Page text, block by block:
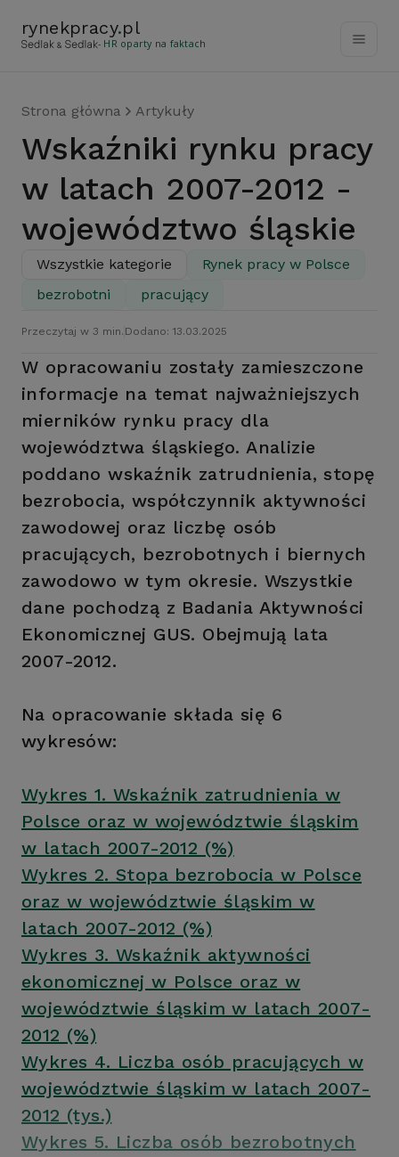
rynekpracy.pl
- HR oparty na faktach
Strona główna Artykuły
Wskaźniki rynku pracy
w latach 2007-2012 -
województwo śląskie
Wszystkie kategorie
Rynek pracy w Polsce
bezrobotni
pracujący
Przeczytaj w 3 min. Dodano: 13.03.2025
W opracowaniu zostały zamieszczone
informacje na temat najważniejszych
mierników rynku pracy dla
województwa śląskiego. Analizie
poddano wskaźnik zatrudnienia, stopę
bezrobocia, współczynnik aktywności
zawodowej oraz liczbę osób
pracujących, bezrobotnych i biernych
zawodowo w tym okresie. Wszystkie
dane pochodzą z Badania Aktywności
Ekonomicznej GUS. Obejmują lata
2007-2012.
Na opracowanie składa się 6
wykresów:
Wykres 1. Wskaźnik zatrudnienia w
Polsce oraz w województwie śląskim
w latach 2007-2012 (%)
Wykres 2. Stopa bezrobocia w Polsce
oraz w województwie śląskim w
latach 2007-2012 (%)
Wykres 3. Wskaźnik aktywności
ekonomicznej w Polsce oraz w
województwie śląskim w latach 2007-
2012 (%)
Wykres 4. Liczba osób pracujących w
województwie śląskim w latach 2007-
2012 (tys.)
Wykres 5. Liczba osób bezrobotnych